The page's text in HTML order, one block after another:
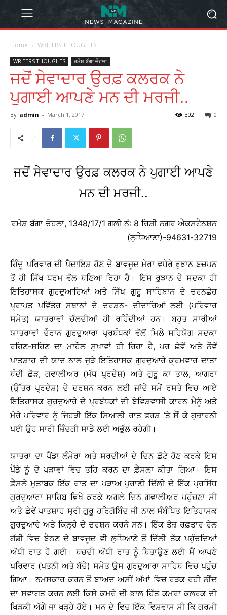
Home WRITERS THOUGHTS
WRITERS THOUGHTS ਰਮੇਸ਼ ਬੱਗਾ ਚੋਹਲਾ
ਜਦੋਂ ਸੇਵਾਦਾਰ ਉਰਫ਼ ਕਲਰਕ ਨੇ
ਪੁਗਾਈ ਆਪਣੇ ਮਨ ਦੀ ਮਰਜੀ..
By admin - March 1, 2017 0
302
ਜਦੋਂ ਸੇਵਾਦਾਰ ਉਰਫ਼ ਕਲਰਕ ਨੇ ਪੁਗਾਈ ਆਪਣੇ
ਮਨ ਦੀ ਮਰਜੀ..
ਰਮੇਸ਼ ਬੱਗਾ ਚੋਹਲਾ, 1348/17/1 ਗਲੀ ਨੰ: 8 ਰਿਸ਼ੀ ਨਗਰ ਐਕਸਟੈਨਸ਼ਨ
(ਲੁਧਿਆਣਾ)-94631-32719
ਹਿੰਦੂ ਪਰਿਵਾਰ ਦੀ ਪੈਦਾਇਸ਼ ਹੋਣ ਦੇ ਬਾਵਜੂਦ ਮੇਰਾ ਵਧੇਰੇ ਰੁਝਾਨ ਬਚਪਨ
ਤੋਂ ਹੀ ਸਿੱਖ ਧਰਮ ਵੱਲ ਬਣਿਆ ਰਿਹਾ ਹੈ। ਇਸ ਰੁਝਾਨ ਦੇ ਸਦਕਾ ਹੀ
ਇਤਿਹਾਸਕ ਗੁਰਦੁਆਰਿਆਂ ਅਤੇ ਸਿੱਖ ਗੁਰੂ ਸਾਹਿਬਾਨ ਦੇ ਚਰਨਛੋਹ
ਪ੍ਰਾਪਤ ਪਵਿੱਤਰ ਸਥਾਨਾਂ ਦੇ ਦਰਸ਼ਨ- ਦੀਦਾਰਿਆਂ ਲਈ (ਪਰਿਵਾਰ
ਸਮੇਤ) ਯਾਤਰਾਵਾਂ ਚੱਲਦੀਆਂ ਹੀ ਰਹਿੰਦੀਆਂ ਹਨ। ਬਹੁਤ ਸਾਰੀਆਂ
ਯਾਤਰਾਵਾਂ ਦੌਰਾਨ ਗੁਰਦੁਆਰਾ ਪ੍ਰਬੰਧਕਾਂ ਵੱਲੋਂ ਮਿਲੇ ਸਹਿਯੋਗ ਸਦਕਾ
ਰਹਿਣ-ਸਹਿਣ ਦਾ ਮਾਹੌਲ ਸੁਖਾਵਾਂ ਹੀ ਰਿਹਾ ਹੈ, ਪਰ ਛੇਵੇਂ ਅਤੇ ਨੌਵੇਂ
ਪਾਤਸ਼ਾਹ ਦੀ ਯਾਦ ਨਾਲ ਜੁੜੇ ਇਤਿਹਾਸਕ ਗੁਰਦੁਆਰੇ ਕ੍ਰਮਵਾਰ ਦਾਤਾ
ਬੰਦੀ ਛੋੜ, ਗਵਾਲੀਅਰ (ਮੱਧ ਪ੍ਰਦੇਸ਼) ਅਤੇ ਗੁਰੂ ਕਾ ਤਾਲ, ਆਗਰਾ
(ਉੱਤਰ ਪ੍ਰਦੇਸ਼) ਦੇ ਦਰਸ਼ਨ ਕਰਨ ਲਈ ਜਾਂਦੇ ਸਮੇਂ ਰਸਤੇ ਵਿਚ ਆਏ
ਇਤਿਹਾਸਕ ਗੁਰਦੁਆਰੇ ਦੇ ਪ੍ਰਬੰਧਕਾਂ ਦੀ ਬੇਵਿਸ਼ਵਾਸੀ ਕਾਰਨ ਮੈਨੂੰ ਅਤੇ
ਮੇਰੇ ਪਰਿਵਾਰ ਨੂੰ ਜਿਹੜੀ ਇੱਕ ਸਿਆਲੀ ਰਾਤ ਫਰਸ਼ ’ਤੇ ਸੌਂ ਕੇ ਗੁਜ਼ਾਰਨੀ
ਪਈ ਉਹ ਸਾਰੀ ਜ਼ਿੰਦਗੀ ਸਾਡੇ ਲਈ ਅਭੁੱਲ ਰਹੇਗੀ।
ਯਾਤਰਾ ਦਾ ਪੈਂਡਾ ਲੰਮੇਰਾ ਅਤੇ ਸਰਦੀਆਂ ਦੇ ਦਿਨ ਛੋਟੇ ਹੋਣ ਕਰਕੇ ਇਸ
ਪੈਂਡੇ ਨੂੰ ਦੋ ਪੜਾਵਾਂ ਵਿਚ ਤਹਿ ਕਰਨ ਦਾ ਫ਼ੈਸਲਾ ਕੀਤਾ ਗਿਆ। ਇਸ
ਫ਼ੈਸਲੇ ਮੁਤਾਬਕ ਇੱਕ ਰਾਤ ਦਾ ਪੜਾਅ ਪੁਰਾਣੀ ਦਿੱਲੀ ਦੇ ਇੱਕ ਪ੍ਰਸਿੱਧ
ਗੁਰਦੁਆਰਾ ਸਾਹਿਬ ਵਿਖੇ ਕਰਕੇ ਅਗਲੇ ਦਿਨ ਗਵਾਲੀਅਰ ਪਹੁੰਚਣਾ ਸੀ
ਅਤੇ ਛੇਵੇਂ ਪਾਤਸ਼ਾਹ ਸ੍ਰੀ ਗੁਰੂ ਹਰਿਗੋਬਿੰਦ ਜੀ ਨਾਲ ਸੰਬੰਧਿਤ ਇਤਿਹਾਸਕ
ਗੁਰਦੁਆਰੇ ਅਤੇ ਕਿਲ੍ਹੇ ਦੇ ਦਰਸ਼ਨ ਕਰਨੇ ਸਨ। ਇੱਕ ਤੇਜ਼ ਰਫ਼ਤਾਰ ਰੇਲ
ਗੱਡੀ ਵਿਚ ਬੈਠਣ ਦੇ ਬਾਵਜੂਦ ਵੀ ਲੁਧਿਆਣੇ ਤੋਂ ਦਿੱਲੀ ਤੱਕ ਪਹੁੰਚਦਿਆਂ
ਅੱਧੀ ਰਾਤ ਹੋ ਗਈ। ਬਚਦੀ ਅੱਧੀ ਰਾਤ ਨੂੰ ਬਿਤਾਉਣ ਲਈ ਮੈਂ ਆਪਣੇ
ਪਰਿਵਾਰ (ਪਤਨੀ ਅਤੇ ਬੱਚੇ) ਸਮੇਤ ਉਸ ਗੁਰਦੁਆਰਾ ਸਾਹਿਬ ਵਿਚ ਪਹੁੰਚ
ਗਿਆ। ਨਮਸਕਾਰ ਕਰਨ ਤੋਂ ਬਾਅਦ ਅਸੀਂ ਅੱਖਾਂ ਵਿਚ ਰੜਕ ਰਹੀ ਨੀਂਦ
ਦਾ ਸਵਾਗਤ ਕਰਨ ਲਈ ਕਿਸੇ ਕਮਰੇ ਦੀ ਭਾਲ ਹਿੱਤ ਕਮਰਾ ਕਲਰਕ ਦੀ
ਖਿੜਕੀ ਅੱਗੇ ਜਾ ਖੜ੍ਹੇ ਹੋਏ। ਮਨ ਦੇ ਵਿਚ ਇੱਕ ਵਿਸ਼ਵਾਸ ਸੀ ਕਿ ਗਰਮੀ